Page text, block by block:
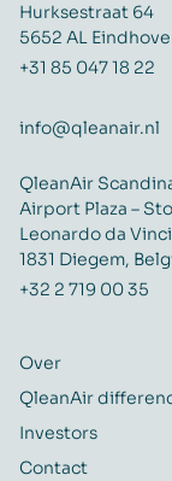
Hurksestraat 64
5652 AL
+31 85 047 18 22
info@qleanair.nl
QleanAir
Airport Plaza –
Leonardo da
1831 Diegem,
+32 2 719 00 35
Over
QleanAir
Investors
Contact